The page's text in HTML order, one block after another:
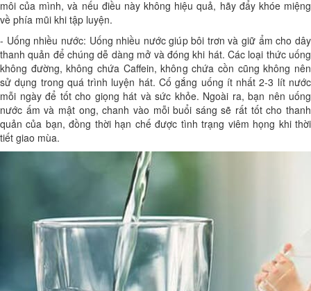
môi của mình, và nếu điều này không hiệu quả, hãy đẩy khóe miệng
về phía mũi khi tập luyện.
- Uống nhiều nước: Uống nhiều nước giúp bôi trơn và giữ ẩm cho dây
thanh quản để chúng dễ dàng mở và đóng khi hát. Các loại thức uống
không đường, không chứa Caffein, không chứa cồn cũng không nên
sử dụng trong quá trình luyện hát. Cố gắng uống ít nhất 2-3 lít nước
mỗi ngày để tốt cho giọng hát và sức khỏe. Ngoài ra, bạn nên uống
nước ấm và mật ong, chanh vào mỗi buổi sáng sẽ rất tốt cho thanh
quản của bạn, đồng thời hạn chế được tình trạng viêm họng khi thời
tiết giao mùa.